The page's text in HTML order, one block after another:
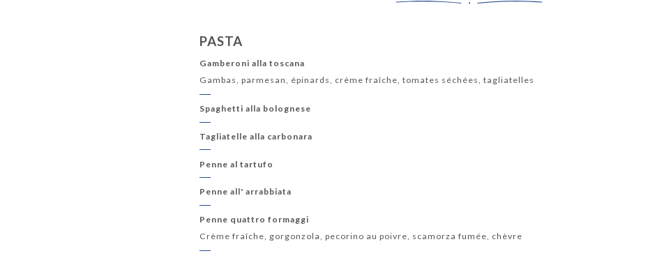
PASTA
Gamberoni alla toscana
Gambas, parmesan, épinards, crème fraîche, tomates séchées, tagliatelles
Spaghetti alla bolognese
Tagliatelle alla carbonara
Penne al tartufo
Penne all' arrabbiata
Penne quattro formaggi
Crème fraîche, gorgonzola, pecorino au poivre, scamorza fumée, chèvre